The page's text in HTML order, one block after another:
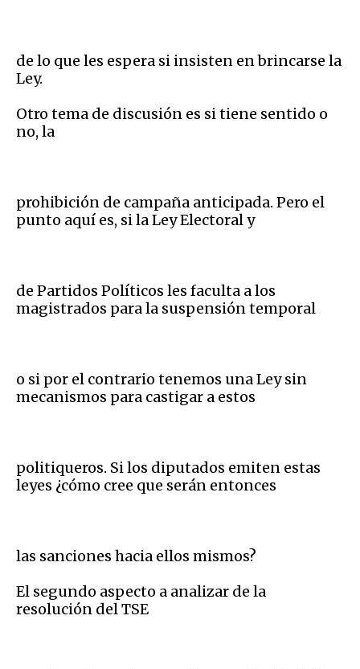
de lo que les espera si insisten en brincarse la
Ley.
Otro tema de discusión es si tiene sentido o
no, la
prohibición de campaña anticipada. Pero el
punto aquí es, si la Ley Electoral y
de Partidos Políticos les faculta a los
magistrados para la suspensión temporal
o si por el contrario tenemos una Ley sin
mecanismos para castigar a estos
politiqueros. Si los diputados emiten estas
leyes ¿cómo cree que serán entonces
las sanciones hacia ellos mismos?
El segundo aspecto a analizar de la
resolución del TSE